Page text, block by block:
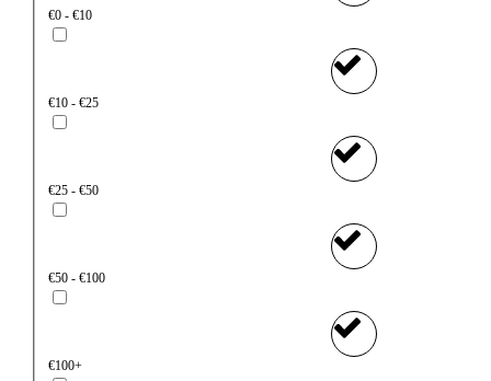
€0 - €10
€10 - €25
€25 - €50
€50 - €100
€100+